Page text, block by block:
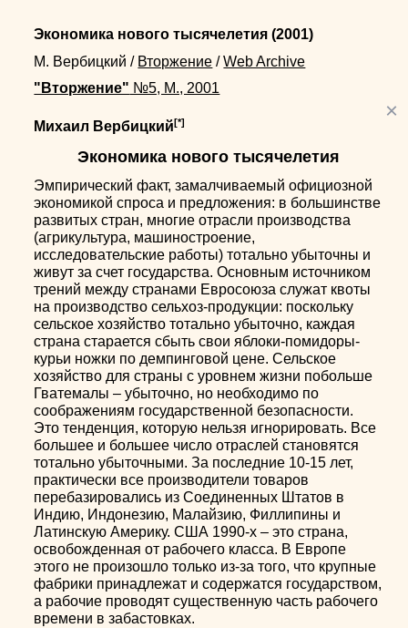
×
Экономика нового тысячелетия (2001)
М. Вербицкий / Вторжение / Web Archive
"Вторжение" №5, М., 2001
Михаил Вербицкий[*]
Экономика нового тысячелетия
Эмпирический факт, замалчиваемый официозной
экономикой спроса и предложения: в большинстве
развитых стран, многие отрасли производства
(агрикультура, машиностроение,
исследовательские работы) тотально убыточны и
живут за счет государства. Основным источником
трений между странами Евросоюза служат квоты
на производство сельхоз-продукции: поскольку
сельское хозяйство тотально убыточно, каждая
страна старается сбыть свои яблоки-помидоры-
курьи ножки по демпинговой цене. Сельское
хозяйство для страны с уровнем жизни побольше
Гватемалы – убыточно, но необходимо по
соображениям государственной безопасности.
Это тенденция, которую нельзя игнорировать. Все
большее и большее число отраслей становятся
тотально убыточными. За последние 10-15 лет,
практически все производители товаров
перебазировались из Соединенных Штатов в
Индию, Индонезию, Малайзию, Филлипины и
Латинскую Америку. США 1990-х – это страна,
освобожденная от рабочего класса. В Европе
этого не произошло только из-за того, что крупные
фабрики принадлежат и содержатся государством,
а рабочие проводят существенную часть рабочего
времени в забастовках.